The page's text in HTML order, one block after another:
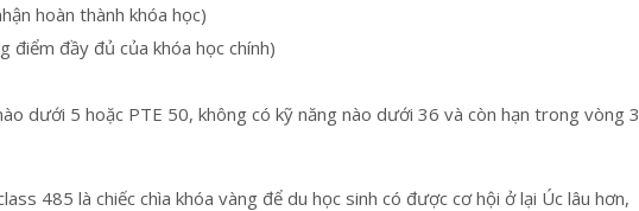
hoàn thành khóa học)
điểm đầy đủ của khóa học chính)
dưới 5 hoặc PTE 50, không có kỹ năng nào dưới 36 và còn hạn trong vòng 3
485 là chiếc chìa khóa vàng để du học sinh có được cơ hội ở lại Úc lâu hơn,